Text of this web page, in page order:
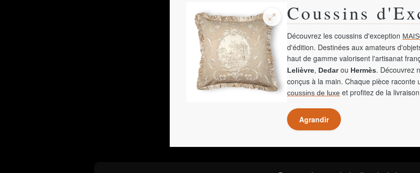
Coussins
Découvrez les coussins d'exception
d'édition. Destinées aux amateurs
haut de gamme valorisent l'artisanat
Lelièvre, Dedarou Hermès. Découvrez
conçus à la main. Chaque pièce
coussins de luxe et profitez de la
Agrandir